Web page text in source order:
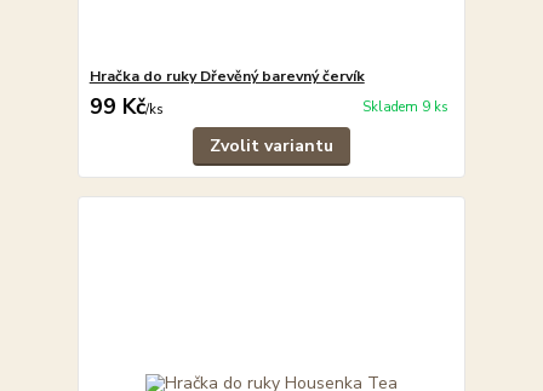
Hračka do ruky Dřevěný barevný červík
99 Kč/ks Skladem 9 ks
Zvolit variantu